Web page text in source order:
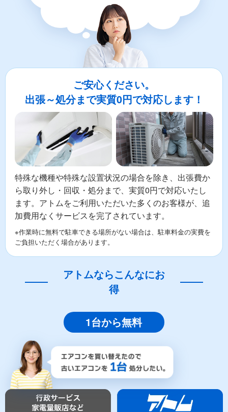
ご安心ください。
出張～処分まで実質0円で対応します！
特殊な機種や特殊な設置状況の場合を除き、出張費か
ら取り外し・回収・処分まで、実質0円で対応いたし
ます。アトムをご利用いただいた多くのお客様が、追
加費用なくサービスを完了されています。
※作業時に無料で駐車できる場所がない場合は、駐車料金の実費を
ご負担いただく場合があります。
アトムならこんなにお
得
1台から無料